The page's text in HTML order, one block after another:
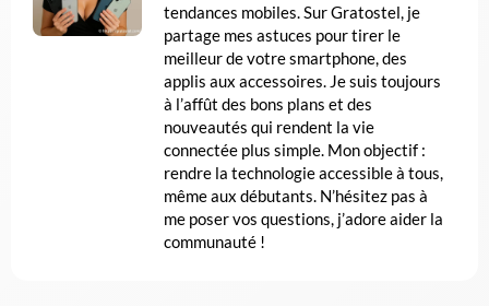
tendances mobiles. Sur Gratostel, je
partage mes astuces pour tirer le
meilleur de votre smartphone, des
applis aux accessoires. Je suis toujours
à l’affût des bons plans et des
nouveautés qui rendent la vie
connectée plus simple. Mon objectif :
rendre la technologie accessible à tous,
même aux débutants. N’hésitez pas à
me poser vos questions, j’adore aider la
communauté !